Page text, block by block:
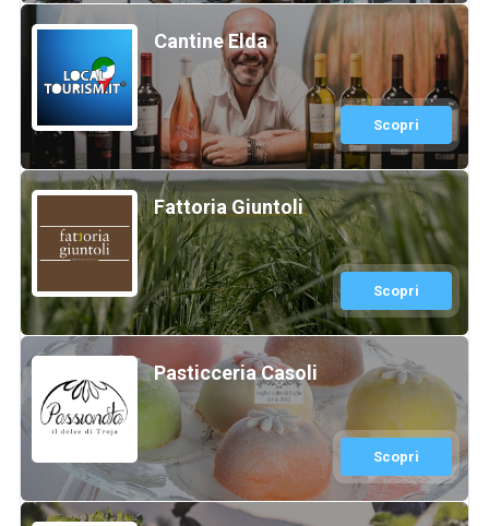
Cantine Elda
Scopri
Fattoria Giuntoli
Scopri
Pasticceria Casoli
Scopri